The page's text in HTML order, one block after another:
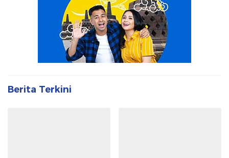
Berita Terkini